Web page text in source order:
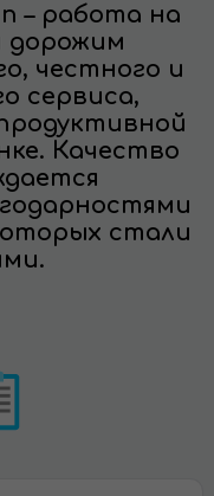
– работа на
дорожим
честного и
сервиса,
Качество
стали